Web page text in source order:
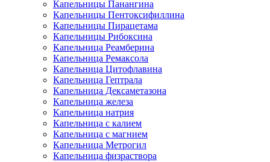
Капельницы Панангина
Капельницы Пентоксифиллина
Капельницы Пирацетама
Капельницы Рибоксина
Капельница Реамберина
Капельница Ремаксола
Капельница Цитофлавина
Капельница Гептрала
Капельница Дексаметазона
Капельница железа
Капельница натрия
Капельница с калием
Капельница с магнием
Капельница Метрогил
Капельница физраствора